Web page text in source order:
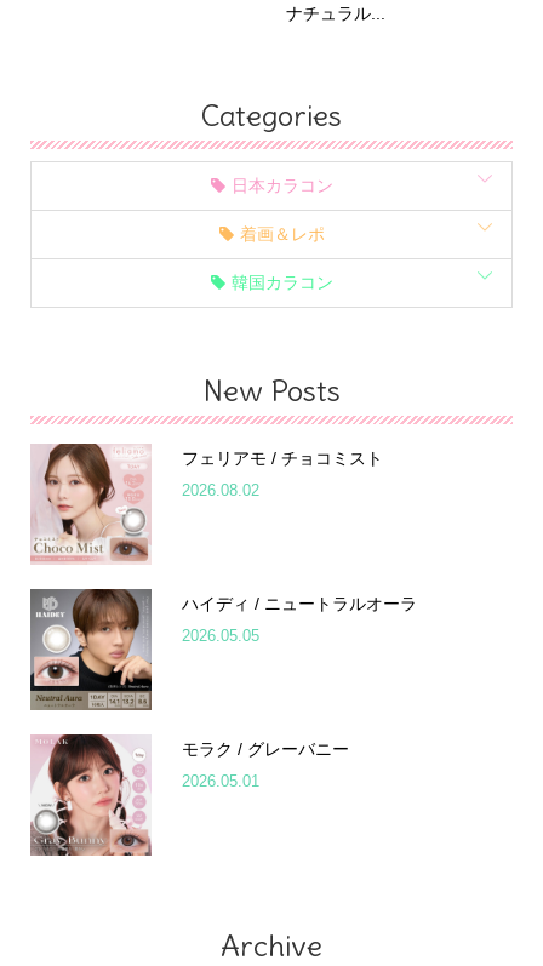
ナチュラル...
Categories
日本カラコン
着画＆レポ
韓国カラコン
New Posts
フェリアモ / チョコミスト
2026.08.02
ハイディ / ニュートラルオーラ
2026.05.05
モラク / グレーバニー
2026.05.01
Archive